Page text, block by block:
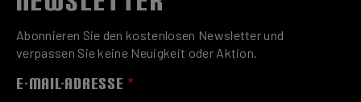
Abonnieren Sie den kostenlosen Newsletter und
verpassen Sie keine Neuigkeit oder Aktion.
E-MAIL-ADRESSE*